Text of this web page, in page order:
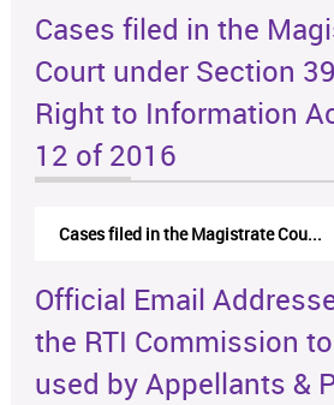
Cases filed in the
Court under Section
Right to Information
12 of 2016
Cases filed in the Magistrate Cou...
Official Email
the RTI Commission
used by Appellants &